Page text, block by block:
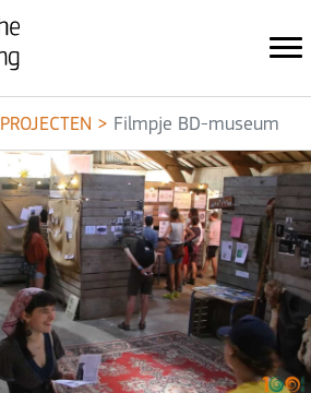
PROJECTEN > Filmpje BD-museum